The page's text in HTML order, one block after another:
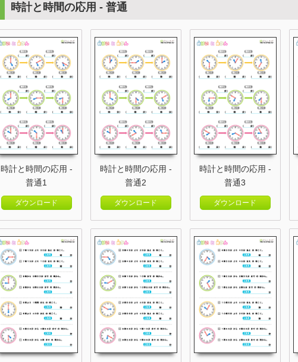
時計と時間の応用 - 普通
時計と時間の応用 -
普通1
ダウンロード
時計と時間の応用 -
普通2
ダウンロード
時計と時間の応用 -
普通3
ダウンロード